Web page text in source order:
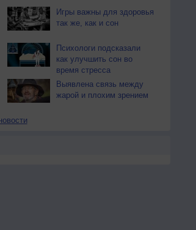
Игры важны для здоровья
так же, как и сон
Психологи подсказали
как улучшить сон во
время стресса
Выявлена связь между
жарой и плохим зрением